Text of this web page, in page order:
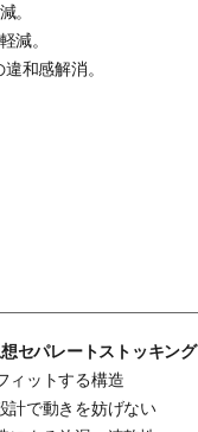
。
減。
和感解消。
セパレートストッキング
ィットする構造
計で動きを妨げない